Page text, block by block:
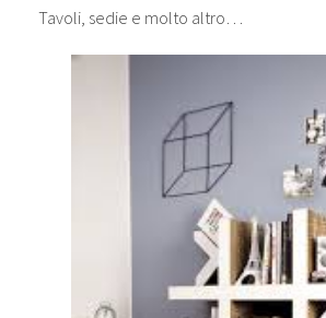
Tavoli, sedie e molto altro…